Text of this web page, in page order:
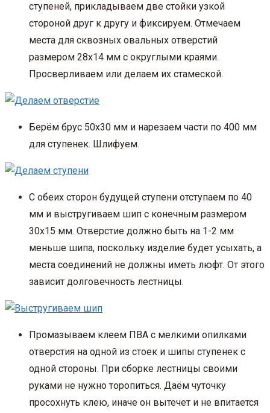
ступеней, прикладываем две стойки узкой
стороной друг к другу и фиксируем. Отмечаем
места для сквозных овальных отверстий
размером 28х14 мм с округлыми краями.
Просверливаем или делаем их стамеской.
Берём брус 50х30 мм и нарезаем части по 400 мм
для ступенек. Шлифуем.
С обеих сторон будущей ступени отступаем по 40
мм и выстругиваем шип с конечным размером
30х15 мм. Отверстие должно быть на 1-2 мм
меньше шипа, поскольку изделие будет усыхать, а
места соединений не должны иметь люфт. От этого
зависит долговечность лестницы.
Промазываем клеем ПВА с мелкими опилками
отверстия на одной из стоек и шипы ступенек с
одной стороны. При сборке лестницы своими
руками не нужно торопиться. Даём чуточку
просохнуть клею, иначе он вытечет и не впитается